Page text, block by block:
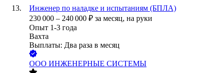
Инженер по наладке и испытаниям (БПЛА)
230 000 – 240 000 ₽ за месяц, на руки
Опыт 1-3 года
Вахта
Выплаты: Два раза в месяц
ООО ИНЖЕНЕРНЫЕ СИСТЕМЫ